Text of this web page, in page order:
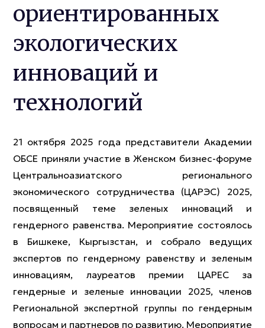
ориентированных
экологических
инноваций и
технологий
21 октября 2025 года представители Академии
ОБСЕ приняли участие в Женском бизнес-форуме
Центральноазиатского регионального
экономического сотрудничества (ЦАРЭС) 2025,
посвященный теме зеленых инноваций и
гендерного равенства. Мероприятие состоялось
в Бишкеке, Кыргызстан, и собрало ведущих
экспертов по гендерному равенству и зеленым
инновациям, лауреатов премии ЦАРЕС за
гендерные и зеленые инновации 2025, членов
Региональной экспертной группы по гендерным
вопросам и партнеров по развитию. Мероприятие